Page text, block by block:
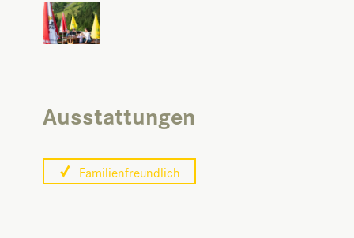
Ausstattungen
Familienfreundlich